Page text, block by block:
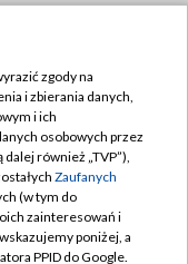
zgody na
i zbierania danych,
i ich
osobowych przez
również „TVP”),
Zaufanych
(w tym do
zainteresowań i
poniżej, a
PPID do Google.